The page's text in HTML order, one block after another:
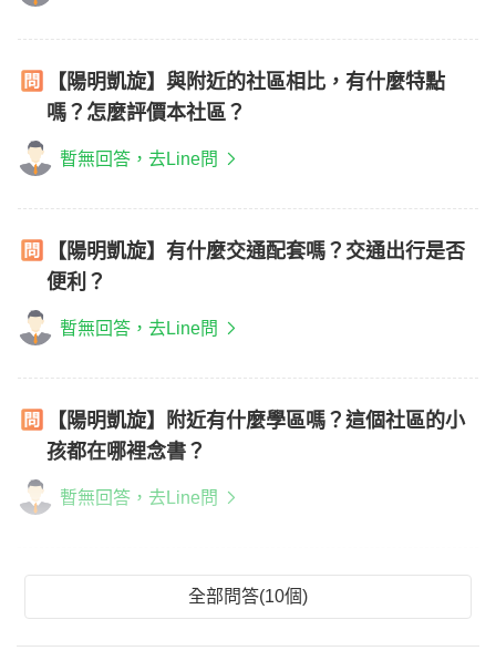
【陽明凱旋】與附近的社區相比，有什麼特點
嗎？怎麼評價本社區？
暫無回答，去Line問
【陽明凱旋】有什麼交通配套嗎？交通出行是否
便利？
暫無回答，去Line問
【陽明凱旋】附近有什麼學區嗎？這個社區的小
孩都在哪裡念書？
暫無回答，去Line問
全部問答(10個)